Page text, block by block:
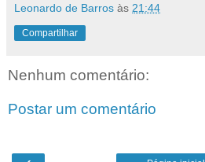
Leonardo de Barros às 21:44
Compartilhar
Nenhum comentário:
Postar um comentário